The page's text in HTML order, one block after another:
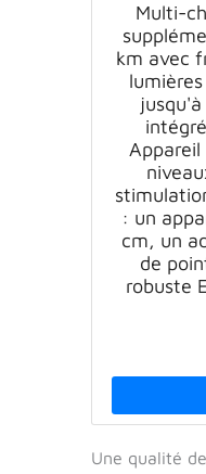
Multi-
km avec
: un
cm, un
de
robuste
Une qualité